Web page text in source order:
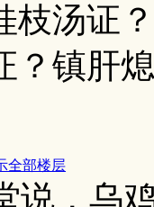
枝汤证
？镇肝
全部楼层
说，乌